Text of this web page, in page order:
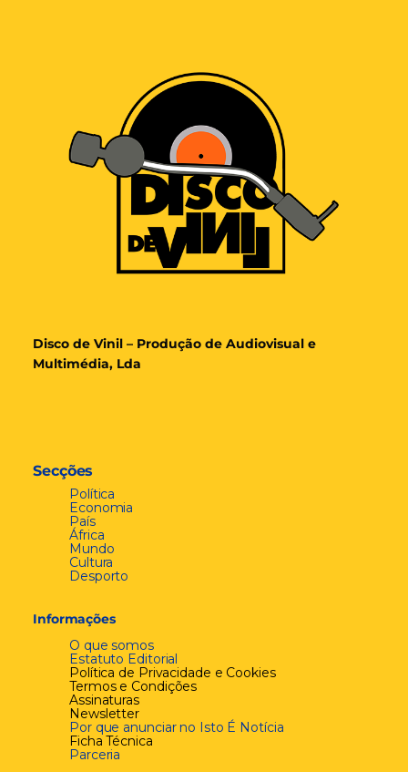
Disco de Vinil – Produção de Audiovisual e
Multimédia, Lda
Secções
Política
Economia
País
África
Mundo
Cultura
Desporto
Informações
O que somos
Estatuto Editorial
Política de Privacidade e Cookies
Termos e Condições
Assinaturas
Newsletter
Por que anunciar no Isto É Notícia
Ficha Técnica
Parceria